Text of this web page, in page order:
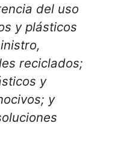
del uso
y plásticos
reciclados;
y
y